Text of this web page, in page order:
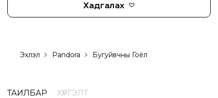
Хадгалах
Эхлэл Pandora Бугуйвчны Гоёл
ТАЙЛБАР ХҮРГЭЛТ